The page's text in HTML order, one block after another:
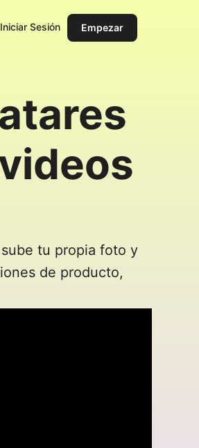
Iniciar Sesión Empezar
tu propia foto y
de producto,